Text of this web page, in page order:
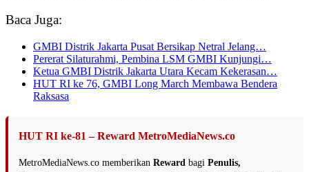
Baca Juga:
GMBI Distrik Jakarta Pusat Bersikap Netral Jelang…
Pererat Silaturahmi, Pembina LSM GMBI Kunjungi…
Ketua GMBI Distrik Jakarta Utara Kecam Kekerasan…
HUT RI ke 76, GMBI Long March Membawa Bendera
Raksasa
HUT RI ke-81 – Reward MetroMediaNews.co
MetroMediaNews.co memberikan Reward bagi Penulis,